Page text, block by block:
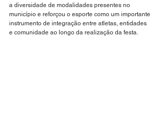
a diversidade de modalidades presentes no
município e reforçou o esporte como um importante
instrumento de integração entre atletas, entidades
e comunidade ao longo da realização da festa.